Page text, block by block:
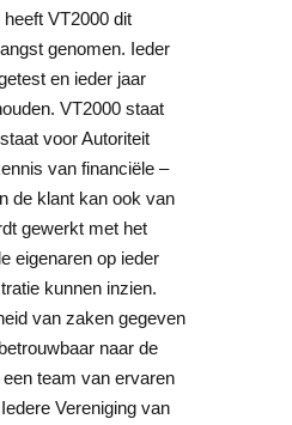
VT2000 dit
genomen. Ieder
en ieder jaar
VT2000 staat
voor Autoriteit
van financiële –
de klant kan ook van
gewerkt met het
eigenaren op ieder
kunnen inzien.
van zaken gegeven
naar de
team van ervaren
Vereniging van